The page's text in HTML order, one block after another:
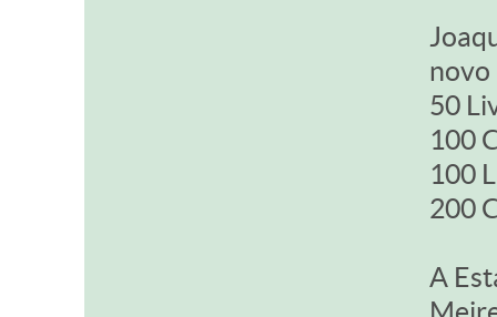
novo
50
100
100
200
A